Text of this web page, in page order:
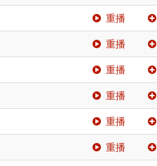
重播
重播
重播
重播
重播
重播